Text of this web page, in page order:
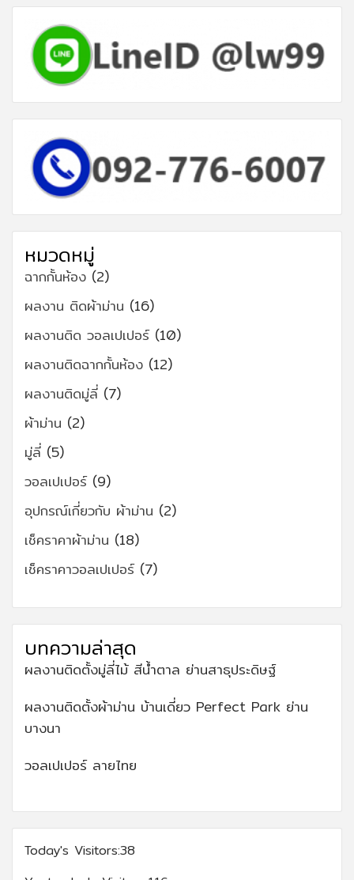
หมวดหมู่
ฉากกั้นห้อง (2)
ผลงาน ติดผ้าม่าน (16)
ผลงานติด วอลเปเปอร์(10)
ผลงานติดฉากกั้นห้อง (12)
ผลงานติดมู่ลี่ (7)
ผ้าม่าน (2)
มู่ลี่ (5)
วอลเปเปอร์(9)
อุปกรณ์เกี่ยวกับ ผ้าม่าน (2)
เช็คราคาผ้าม่าน (18)
เช็คราคาวอลเปเปอร์(7)
บทความล่าสุด
ผลงานติดตั้งมู่ลี่ไม้ สีน้ำตาล ย่านสาธุประดิษฐ์
ผลงานติดตั้งผ้าม่าน บ้านเดี่ยว Perfect Park ย่าน
บางนา
วอลเปเปอร์ ลายไทย
Today's Visitors:38